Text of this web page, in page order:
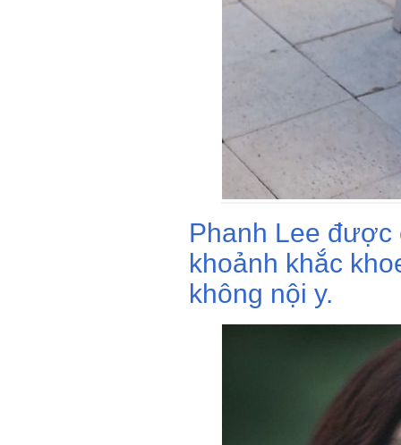
Phanh Lee được
khoảnh khắc
không nội y.